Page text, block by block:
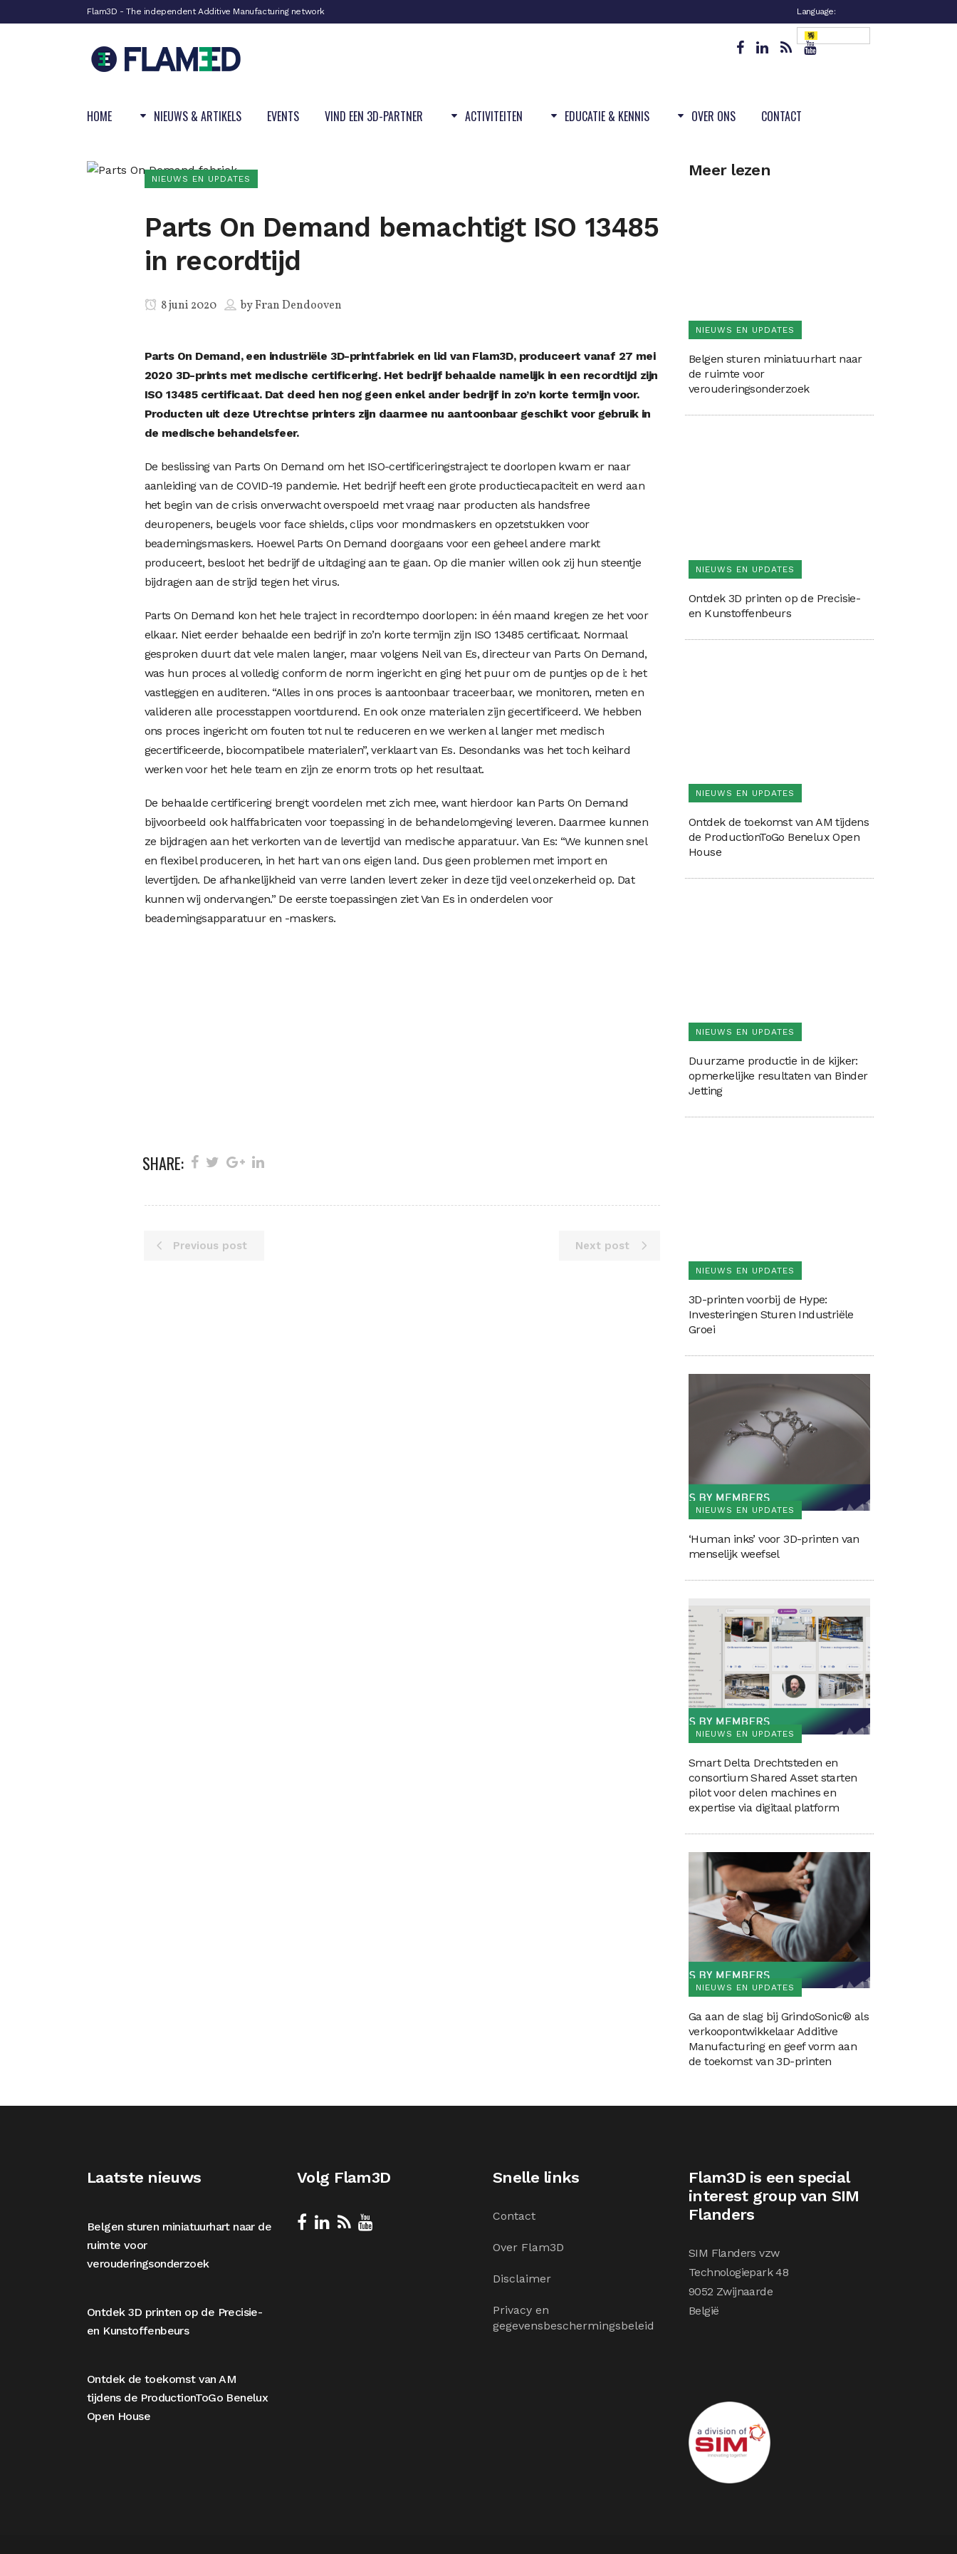
Flam3D - The independent Additive Manufacturing network Language:
HOME NIEUWS & ARTIKELS EVENTS VIND EEN 3D-PARTNER ACTIVITEITEN EDUCATIE & KENNIS OVER ONS CONTACT
NIEUWS EN UPDATES
Parts On Demand bemachtigt ISO 13485
in recordtijd
8 juni 2020 byFran Dendooven
Parts On Demand, een industriële 3D-printfabriek en lid van Flam3D, produceert vanaf 27 mei
2020 3D-prints met medische certificering. Het bedrijf behaalde namelijk in een recordtijd zijn
ISO 13485 certificaat. Dat deed hen nog geen enkel ander bedrijf in zo’n korte termijn voor.
Producten uit deze Utrechtse printers zijn daarmee nu aantoonbaar geschikt voor gebruik in
de medische behandelsfeer.
De beslissing van Parts On Demand om het ISO-certificeringstraject te doorlopen kwam er naar
aanleiding van de COVID-19 pandemie. Het bedrijf heeft een grote productiecapaciteit en werd aan
het begin van de crisis onverwacht overspoeld met vraag naar producten als handsfree
deuropeners, beugels voor face shields, clips voor mondmaskers en opzetstukken voor
beademingsmaskers. Hoewel Parts On Demand doorgaans voor een geheel andere markt
produceert, besloot het bedrijf de uitdaging aan te gaan. Op die manier willen ook zij hun steentje
bijdragen aan de strijd tegen het virus.
Parts On Demand kon het hele traject in recordtempo doorlopen: in één maand kregen ze het voor
elkaar. Niet eerder behaalde een bedrijf in zo’n korte termijn zijn ISO 13485 certificaat. Normaal
gesproken duurt dat vele malen langer, maar volgens Neil van Es, directeur van Parts On Demand,
was hun proces al volledig conform de norm ingericht en ging het puur om de puntjes op de i: het
vastleggen en auditeren. “Alles in ons proces is aantoonbaar traceerbaar, we monitoren, meten en
valideren alle processtappen voortdurend. En ook onze materialen zijn gecertificeerd. We hebben
ons proces ingericht om fouten tot nul te reduceren en we werken al langer met medisch
gecertificeerde, biocompatibele materialen”, verklaart van Es. Desondanks was het toch keihard
werken voor het hele team en zijn ze enorm trots op het resultaat.
De behaalde certificering brengt voordelen met zich mee, want hierdoor kan Parts On Demand
bijvoorbeeld ook halffabricaten voor toepassing in de behandelomgeving leveren. Daarmee kunnen
ze bijdragen aan het verkorten van de levertijd van medische apparatuur. Van Es: “We kunnen snel
en flexibel produceren, in het hart van ons eigen land. Dus geen problemen met import en
levertijden. De afhankelijkheid van verre landen levert zeker in deze tijd veel onzekerheid op. Dat
kunnen wij ondervangen.” De eerste toepassingen ziet Van Es in onderdelen voor
beademingsapparatuur en -maskers.
SHARE:
Previous post Next post
Meer lezen
NIEUWS EN UPDATES
Belgen sturen miniatuurhart naar
de ruimte voor
verouderingsonderzoek
NIEUWS EN UPDATES
Ontdek 3D printen op de Precisie-
en Kunstoffenbeurs
NIEUWS EN UPDATES
Ontdek de toekomst van AM tijdens
de ProductionToGo Benelux Open
House
NIEUWS EN UPDATES
Duurzame productie in de kijker:
opmerkelijke resultaten van Binder
Jetting
NIEUWS EN UPDATES
3D-printen voorbij de Hype:
Investeringen Sturen Industriële
Groei
NIEUWS EN UPDATES
‘Human inks’ voor 3D-printen van
menselijk weefsel
NIEUWS EN UPDATES
Smart Delta Drechtsteden en
consortium Shared Asset starten
pilot voor delen machines en
expertise via digitaal platform
NIEUWS EN UPDATES
Ga aan de slag bij GrindoSonic® als
verkoopontwikkelaar Additive
Manufacturing en geef vorm aan
de toekomst van 3D-printen
Laatste nieuws
Belgen sturen miniatuurhart naar de
ruimte voor
verouderingsonderzoek
Ontdek 3D printen op de Precisie-
en Kunstoffenbeurs
Ontdek de toekomst van AM
tijdens de ProductionToGo Benelux
Open House
Volg Flam3D Snelle links
Contact
Over Flam3D
Disclaimer
Privacy en
gegevensbeschermingsbeleid
Flam3D is een special
interest group van SIM
Flanders
SIM Flanders vzw
Technologiepark 48
9052 Zwijnaarde
België